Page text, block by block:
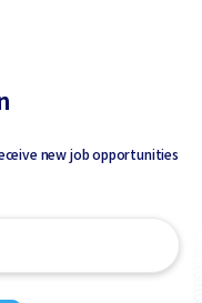
new job opportunities